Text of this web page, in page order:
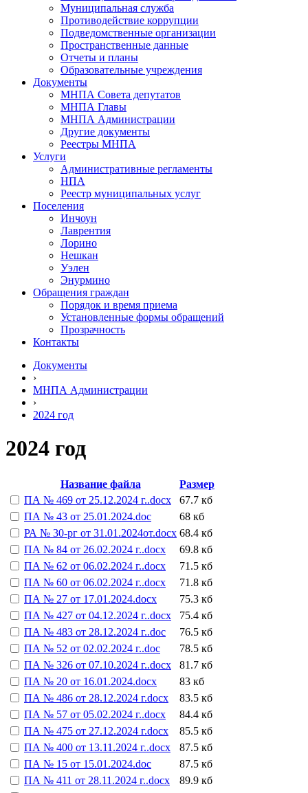
Муниципальная служба
Противодействие коррупции
Подведомственные организации
Пространственные данные
Отчеты и планы
Образовательные учреждения
Документы
МНПА Совета депутатов
МНПА Главы
МНПА Администрации
Другие документы
Реестры МНПА
Услуги
Административные регламенты
НПА
Реестр муниципальных услуг
Поселения
Инчоун
Лаврентия
Лорино
Нешкан
Уэлен
Энурмино
Обращения граждан
Порядок и время приема
Установленные формы обращений
Прозрачность
Контакты
Документы
›
МНПА Администрации
›
2024 год
2024 год
Название файла
Размер
ПА № 469 от 25.12.2024 г..docx
67.7 кб
ПА № 43 от 25.01.2024.doc
68 кб
РА № 30-рг от 31.01.2024от.docx 68.4 кб
ПА № 84 от 26.02.2024 г..docx
69.8 кб
ПА № 62 от 06.02.2024 г..docx
71.5 кб
ПА № 60 от 06.02.2024 г..docx
71.8 кб
ПА № 27 от 17.01.2024.docx
75.3 кб
ПА № 427 от 04.12.2024 г..docx
75.4 кб
ПА № 483 от 28.12.2024 г..doc
76.5 кб
ПА № 52 от 02.02.2024 г..doc
78.5 кб
ПА № 326 от 07.10.2024 г..docx
81.7 кб
ПА № 20 от 16.01.2024.docx
83 кб
ПА № 486 от 28.12.2024 г.docx
83.5 кб
ПА № 57 от 05.02.2024 г..docx
84.4 кб
ПА № 475 от 27.12.2024 г.docx
85.5 кб
ПА № 400 от 13.11.2024 г..docx
87.5 кб
ПА № 15 от 15.01.2024.doc
87.5 кб
ПА № 411 от 28.11.2024 г..docx
89.9 кб